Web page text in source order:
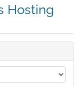
Hosting